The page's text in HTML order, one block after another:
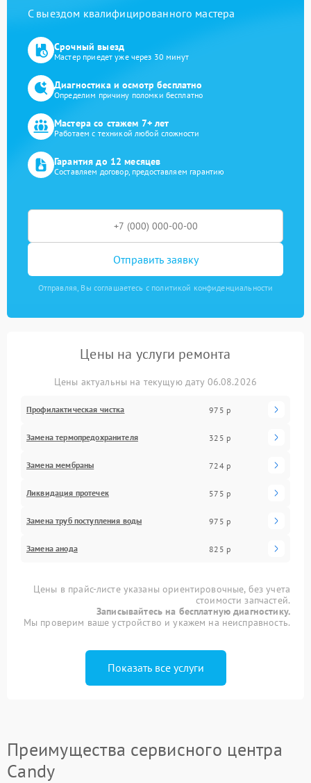
С выездом квалифицированного мастера
Срочный выезд
Мастер приедет уже через 30 минут
Диагностика и осмотр бесплатно
Определим причину поломки бесплатно
Мастера со стажем 7+ лет
Работаем с техникой любой сложности
Гарантия до 12 месяцев
Составляем договор, предоставляем гарантию
Отправить заявку
Отправляя, Вы соглашаетесь с политикой конфиденциальности
Цены на услуги ремонта
Цены актуальны на текущую дату 06.08.2026
Профилактическая чистка 975 р
Замена термопредохранителя 325 р
Замена мембраны 724 р
Ликвидация протечек 575 р
Замена труб поступления воды 975 р
Замена анода 825 р
Цены в прайс-листе указаны ориентировочные, без учета
стоимости запчастей.
Записывайтесь на бесплатную диагностику.
Мы проверим ваше устройство и укажем на неисправность.
Показать все услуги
Преимущества сервисного центра
Candy